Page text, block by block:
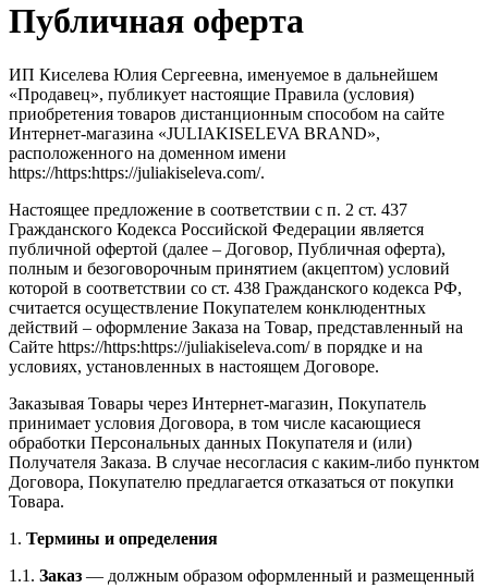
Публичная оферта
ИП Киселева Юлия Сергеевна, именуемое в дальнейшем
«Продавец», публикует настоящие Правила (условия)
приобретения товаров дистанционным способом на сайте
Интернет-магазина «JULIAKISELEVA BRAND»,
расположенного на доменном имени
https://https:https://juliakiseleva.com/.
Настоящее предложение в соответствии с п. 2 ст. 437
Гражданского Кодекса Российской Федерации является
публичной офертой (далее – Договор, Публичная оферта),
полным и безоговорочным принятием (акцептом) условий
которой в соответствии со ст. 438 Гражданского кодекса РФ,
считается осуществление Покупателем конклюдентных
действий – оформление Заказа на Товар, представленный на
Сайте https://https:https://juliakiseleva.com/ в порядке и на
условиях, установленных в настоящем Договоре.
Заказывая Товары через Интернет-магазин, Покупатель
принимает условия Договора, в том числе касающиеся
обработки Персональных данных Покупателя и (или)
Получателя Заказа. В случае несогласия с каким-либо пунктом
Договора, Покупателю предлагается отказаться от покупки
Товара.
1. Термины и определения
1.1. Заказ — должным образом оформленный и размещенный